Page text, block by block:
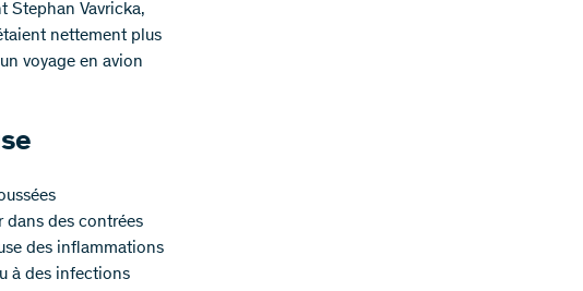
Stephan Vavricka,
nettement plus
voyage en avion
dans des contrées
des inflammations
à des infections